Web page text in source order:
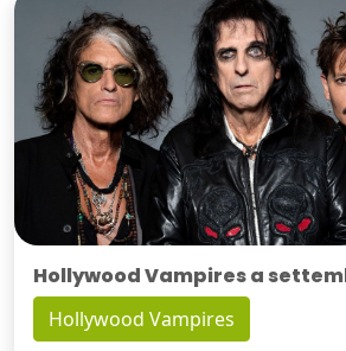
Hollywood Vampires a
Hollywood Vampires